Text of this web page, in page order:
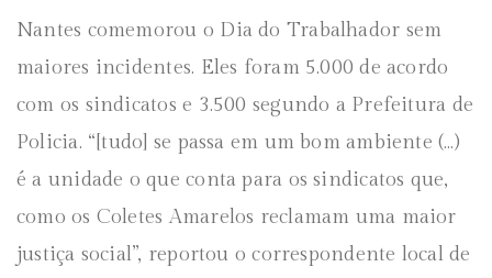
Nantes comemorou o Dia do Trabalhador sem
maiores incidentes. Eles foram 5.000 de acordo
com os sindicatos e 3.500 segundo a Prefeitura de
Policia. “[tudo] se passa em um bom ambiente (…)
é a unidade o que conta para os sindicatos que,
como os Coletes Amarelos reclamam uma maior
justiça social”, reportou o correspondente local de